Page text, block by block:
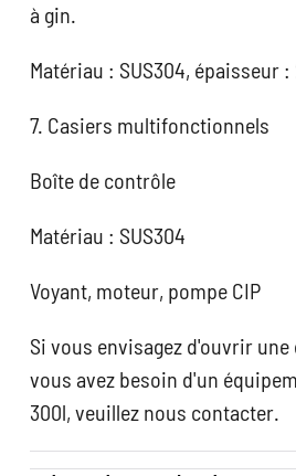
à gin.
Matériau : SUS304, épaisseur :
7. Casiers multifonctionnels
Boîte de contrôle
Matériau : SUS304
Voyant, moteur, pompe CIP
Si vous envisagez d'ouvrir
vous avez besoin d'un
300l, veuillez nous contacter.